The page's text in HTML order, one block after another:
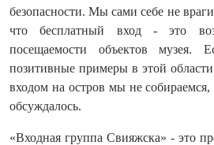
безопасности. Мы сами себе не
что бесплатный вход - это
посещаемости объектов музея.
позитивные примеры в этой
входом на остров мы не
обсуждалось.
«Входная группа Свияжска» - это